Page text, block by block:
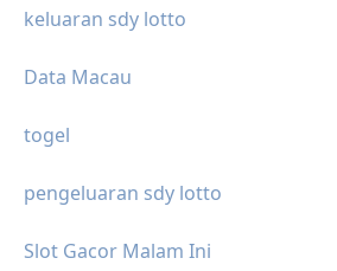
keluaran sdy lotto
Data Macau
togel
pengeluaran sdy lotto
Slot Gacor Malam Ini